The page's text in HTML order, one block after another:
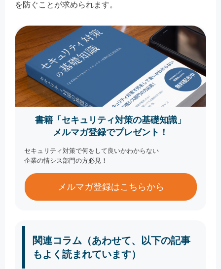
を防ぐことが求められます。
書籍「セキュリティ対策の基礎知識」
メルマガ登録でプレゼント！
セキュリティ対策で何をして良いかわからない
企業の情シス部門の方必見！
メルマガ登録はこちらから
関連コラム（あわせて、以下の記事
もよく読まれています）